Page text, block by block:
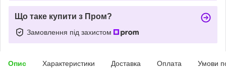
Що таке купити з Пром?
Замовлення під захистом
Опис Характеристики Доставка Оплата Умови